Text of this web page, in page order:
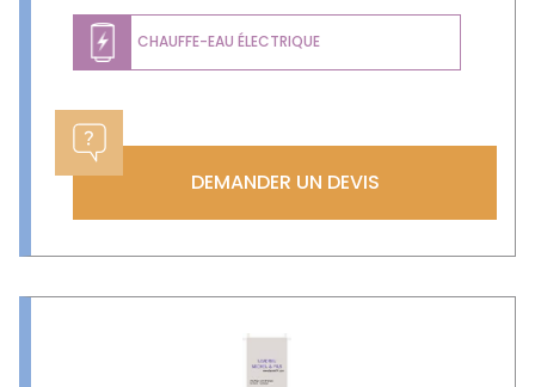
CHAUFFE-EAU ÉLECTRIQUE
DEMANDER UN DEVIS